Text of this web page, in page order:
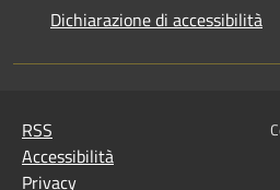
Dichiarazione di accessibilità
RSS
Accessibilità
Privacy